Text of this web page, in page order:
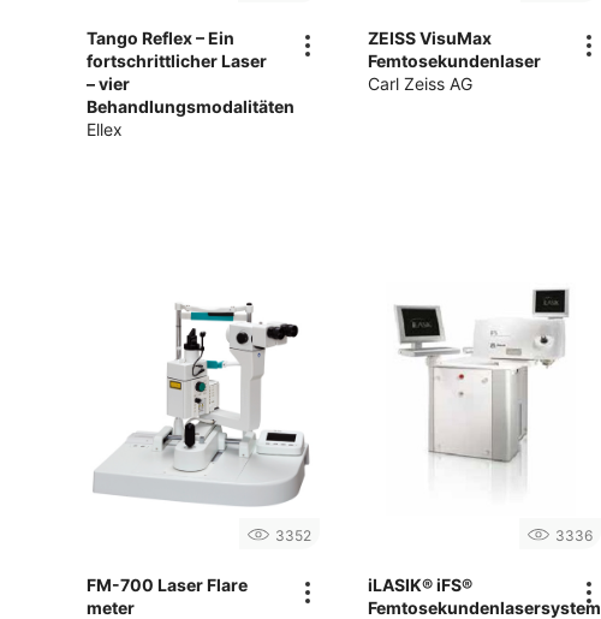
Tango Reflex – Ein
fortschrittlicher Laser
– vier
Behandlungsmodalitäten
Ellex
ZEISS VisuMax
Femtosekundenlaser
Carl Zeiss AG
3352
FM-700 Laser Flare
meter
3336
iLASIK® iFS®
Femtosekundenlasersystem